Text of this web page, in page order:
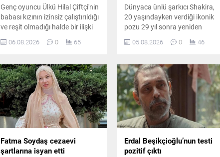
Genç oyuncu Ülkü Hilal Çiftçi'nin
babası kızının izinsiz çalıştırıldığı
ve reşit olmadığı halde bir ilişki
başvurdu. Yaşanan gelişmeler
geniş yankı uyandırdı.
06.08.2026 0 65
Dünyaca ünlü şarkıcı Shakira,
20 yaşındayken verdiği ikonik
pozu 29 yıl sonra yeniden
paylaşımı kısa sürede sosyal
05.08.2026 0 46
Fatma Soydaş cezaevi
şartlarına isyan etti
Erdal Beşikçioğlu’nun testi
pozitif çıktı